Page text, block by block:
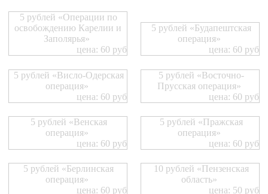
5 рублей «Операции по
освобождению Карелии и
Заполярья»
цена: 60 руб
5 рублей «Будапештская
операция»
цена: 60 руб
5 рублей «Висло-Одерская
операция»
цена: 60 руб
5 рублей «Восточно-
Прусская операция»
цена: 60 руб
5 рублей «Венская
операция»
цена: 60 руб
5 рублей «Пражская
операция»
цена: 60 руб
5 рублей «Берлинская
операция»
цена: 60 руб
10 рублей «Пензенская
область»
цена: 50 руб